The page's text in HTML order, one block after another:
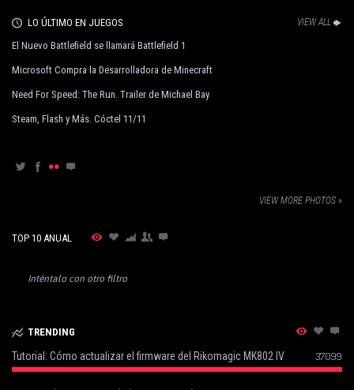
LO ÚLTIMO EN JUEGOS VIEW ALL
El Nuevo Battlefield se llamará Battlefield 1
Microsoft Compra la Desarrolladora de Minecraft
Need For Speed: The Run. Trailer de Michael Bay
Steam, Flash y Más. Cóctel 11/11
VIEW MORE PHOTOS »
TOP 10 ANUAL
Inténtalo con otro filtro
TRENDING
Tutorial: Cómo actualizar el firmware del Rikomagic MK802 IV 37099